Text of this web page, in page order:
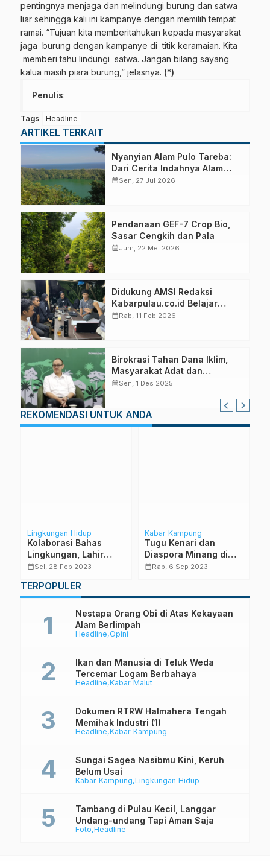
pentingnya menjaga dan melindungi burung dan satwa
liar sehingga kali ini kampanye dengan memilih tempat
ramai. “Tujuan kita memberitahukan kepada masyarakat
jaga burung dengan kampanye di titik keramaian. Kita
memberi tahu lindungi satwa. Jangan bilang sayang
kalua masih piara burung,” jelasnya. (*)
Penulis:
Tags Headline
ARTIKEL TERKAIT
Nyanyian Alam Pulo Tareba:
Dari Cerita Indahnya Alam
hingga Marak Perburuan
calendar_monthSen, 27 Jul 2026
Pendanaan GEF-7 Crop Bio,
Sasar Cengkih dan Pala
calendar_monthJum, 22 Mei 2026
Didukung AMSI Redaksi
Kabarpulau.co.id Belajar
Manfaatkan Teknologi AI
calendar_monthRab, 11 Feb 2026
Birokrasi Tahan Dana Iklim,
Masyarakat Adat dan
Kampong Hanya Terima
calendar_monthSen, 1 Des 2025
REKOMENDASI UNTUK ANDA
Lingkungan Hidup
Kolaborasi Bahas
Lingkungan, Lahir
Gagasan Ecoteologi
calendar_monthSel, 28 Feb 2023
Kabar Kampung
Tugu Kenari dan
Diaspora Minang di
Makean
calendar_monthRab, 6 Sep 2023
TERPOPULER
Headline Opini
Nestapa Orang Obi di Atas Kekayaan
Alam Berlimpah
Headline Kabar Malut
Ikan dan Manusia di Teluk Weda
Tercemar Logam Berbahaya
Headline Kabar Kampung
Dokumen RTRW Halmahera Tengah
Memihak Industri (1)
Kabar Kampung Lingkungan Hidup
Sungai Sagea Nasibmu Kini, Keruh
Belum Usai
Foto Headline
Tambang di Pulau Kecil, Langgar
Undang-undang Tapi Aman Saja